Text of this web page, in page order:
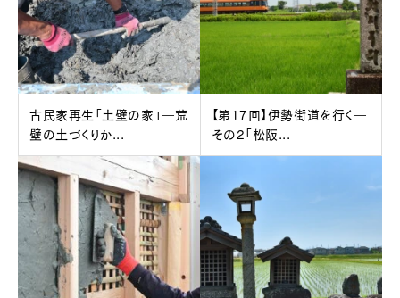
古民家再生「土壁の家」―荒
壁の土づくりか...
【第17回】伊勢街道を行く―
その2「松阪...